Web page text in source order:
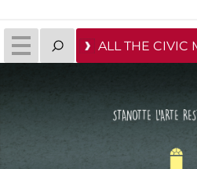
ALL THE CIVIC